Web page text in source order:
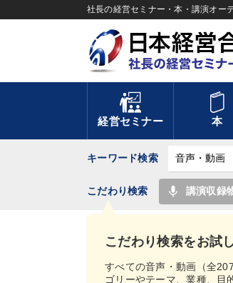
社長の経営セミナー・本・講演オー
経営セミナー 本
キーワード検索
こだわり検索をお試
すべての音声・動画（全
ゴリーやテーマ、業種、目
こだわり検索 mic 講演収録
【
の商売繁盛の秘訣テープ